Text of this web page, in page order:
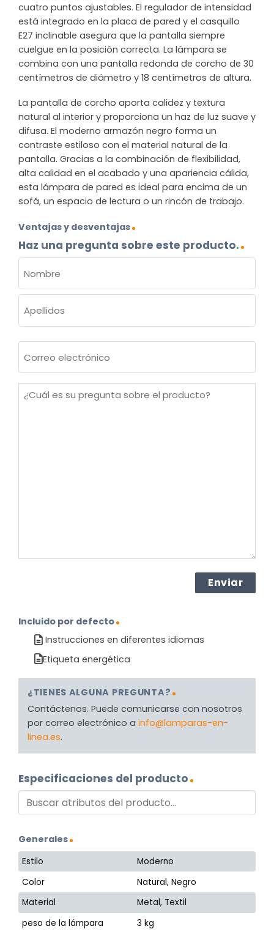
cuatro puntos ajustables. El regulador de intensidad
está integrado en la placa de pared y el casquillo
E27 inclinable asegura que la pantalla siempre
cuelgue en la posición correcta. La lámpara se
combina con una pantalla redonda de corcho de 30
centímetros de diámetro y 18 centímetros de altura.
La pantalla de corcho aporta calidez y textura
natural al interior y proporciona un haz de luz suave y
difusa. El moderno armazón negro forma un
contraste estiloso con el material natural de la
pantalla. Gracias a la combinación de flexibilidad,
alta calidad en el acabado y una apariencia cálida,
esta lámpara de pared es ideal para encima de un
sofá, un espacio de lectura o un rincón de trabajo.
Ventajas y desventajas
Haz una pregunta sobre este producto.
(OBLIGATORIO)
Nombre
electrónico
¿Cuál
Incluido por defecto
Instrucciones en diferentes idiomas
Etiqueta energética
¿TIENES ALGUNA PREGUNTA?
Contáctenos. Puede comunicarse con nosotros
por correo electrónico a info@lamparas-en-
linea.es.
Especificaciones del producto
Generales
Estilo
Moderno
Color
Natural, Negro
Material
Metal, Textil
peso de la lámpara
3 kg